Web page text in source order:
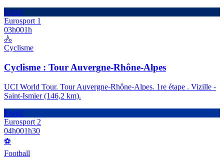
Euro1
Eurosport 1
03h001h
🚴
Cyclisme
Cyclisme : Tour Auvergne-Rhône-Alpes
UCI World Tour. Tour Auvergne-Rhône-Alpes. 1re étape . Vizille -
Saint-Ismier (146,2 km).
Euro2
Eurosport 2
04h001h30
⚽
Football